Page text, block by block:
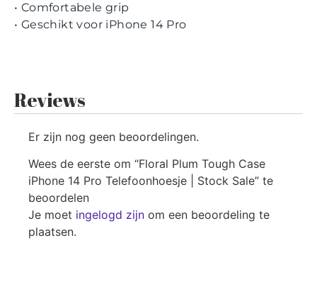
• Comfortabele grip
• Geschikt voor iPhone 14 Pro
Reviews
Er zijn nog geen beoordelingen.
Wees de eerste om “Floral Plum Tough Case
iPhone 14 Pro Telefoonhoesje | Stock Sale” te
beoordelen
Je moet ingelogd zijn om een beoordeling te
plaatsen.